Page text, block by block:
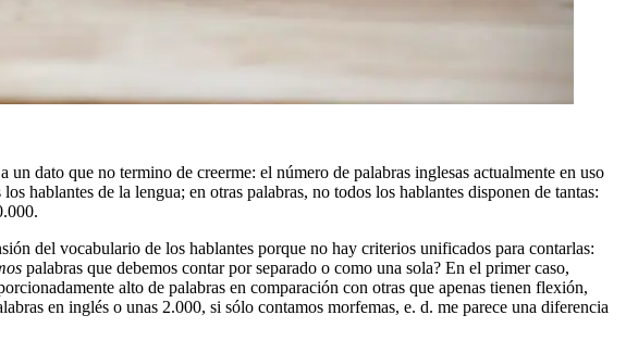
dato que no termino de creerme: el número de palabras inglesas actualmente en uso
hablantes de la lengua; en otras palabras, no todos los hablantes disponen de tantas:
del vocabulario de los hablantes porque no hay criterios unificados para contarlas:
palabras que debemos contar por separado o como una sola? En el primer caso,
alto de palabras en comparación con otras que apenas tienen flexión,
en inglés o unas 2.000, si sólo contamos morfemas, e. d. me parece una diferencia